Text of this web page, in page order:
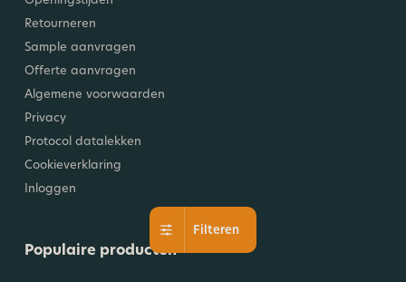
Filteren
Retourneren
Sample aanvragen
Offerte aanvragen
Algemene voorwaarden
Privacy
Protocol datalekken
Cookieverklaring
Inloggen
Populaire producten